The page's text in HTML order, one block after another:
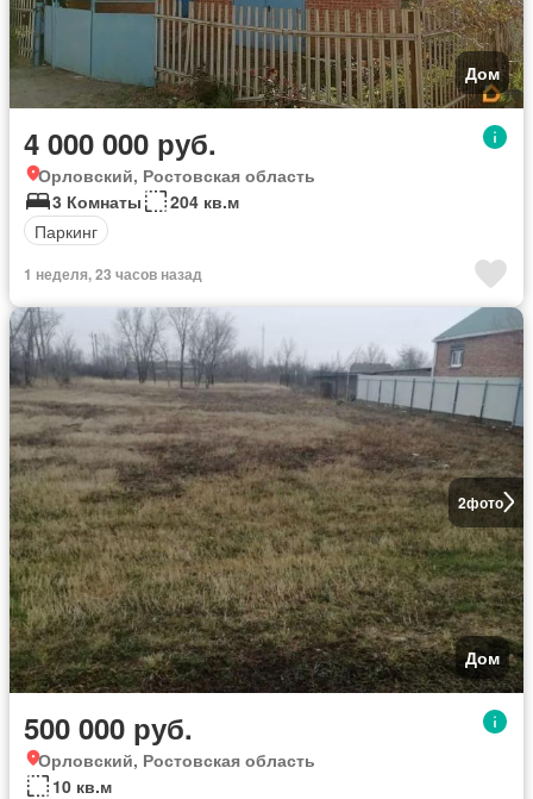
Дом
4 000 000 руб.
Орловский, Ростовская область
3 Комнаты
204 кв.м
Паркинг
1 неделя, 23 часов назад
2фото
Дом
500 000 руб.
Орловский, Ростовская область
10 кв.м